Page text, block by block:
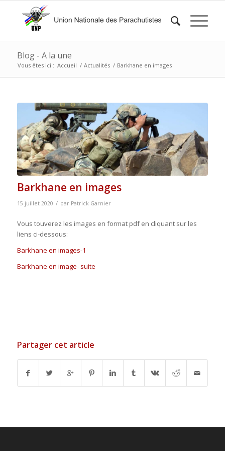
Blog - A la une
Vous êtes ici : Accueil / Actualités / Barkhane en images
Barkhane en images
15 juillet 2020 / par Patrick Garnier
Vous touverez les images en format pdf en cliquant sur les
liens ci-dessous:
Barkhane en images-1
Barkhane en image- suite
Partager cet article